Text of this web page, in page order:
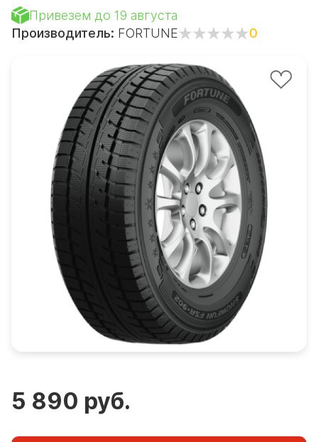
Привезем до 19 августа
Производитель: FORTUNE 0
5 890 руб.